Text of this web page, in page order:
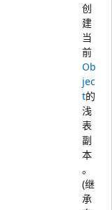
创
建
当
前
Ob
jec
t的
浅
表
副
本
。
(继
承